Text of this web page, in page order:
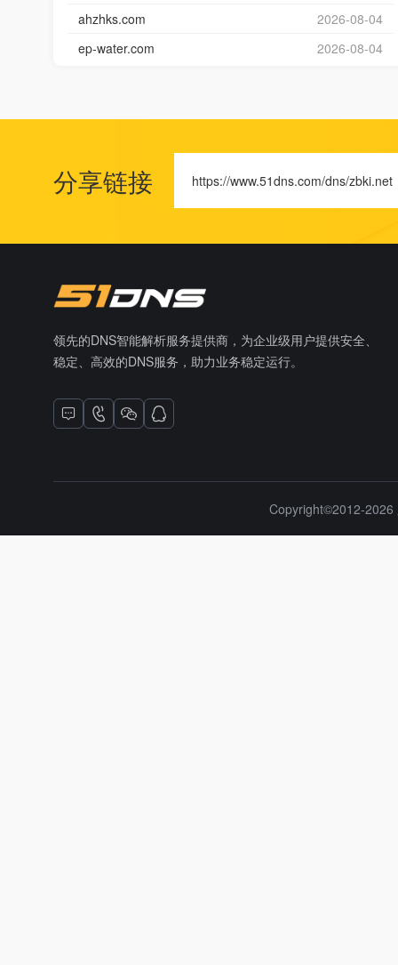
ahzhks.com
2026-08-04
ep-water.com
2026-08-04
分享链接 https://www.51dns.com/dns/zbki.net
领先的DNS智能解析服务提供商，为企业级用户提供安全、
稳定、高效的DNS服务，助力业务稳定运行。
Copyright©2012-2026